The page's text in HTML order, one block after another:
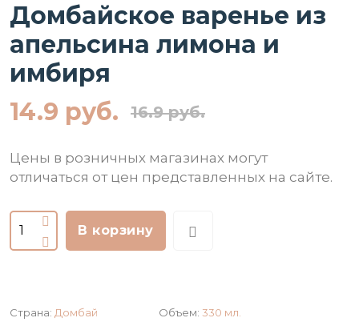
Домбайское варенье из
апельсина лимона и
имбиря
14.9 руб.
16.9 руб.
Цены в розничных магазинах могут
отличаться от цен представленных на сайте.
В корзину
Страна: Домбай
Объем: 330 мл.